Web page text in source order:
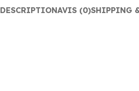
DESCRIPTIONAVIS (0)SHIPPING